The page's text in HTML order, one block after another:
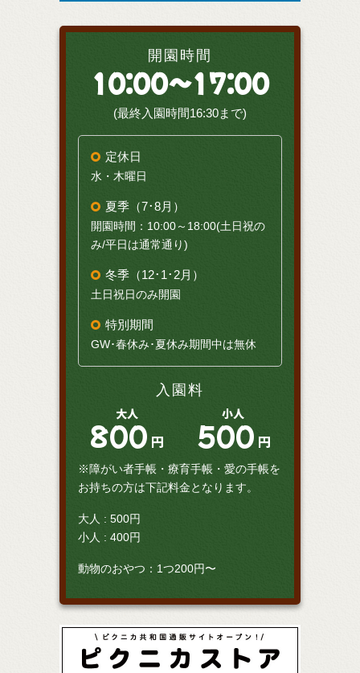
開園時間
10:00～17:00
(最終入園時間16:30まで)
定休日
水・木曜日
夏季（7･8月）
開園時間：10:00～18:00(土日祝の
み/平日は通常通り)
冬季（12･1･2月）
土日祝日のみ開園
特別期間
GW･春休み･夏休み期間中は無休
入園料
大人
800 円
小人
500 円
※障がい者手帳・療育手帳・愛の手帳を
お持ちの方は下記料金となります。
大人 : 500円
小人 : 400円
動物のおやつ：1つ200円〜